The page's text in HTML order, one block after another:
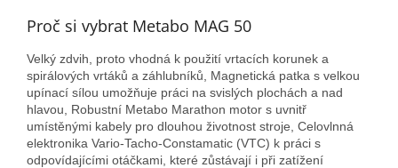
Proč si vybrat Metabo MAG 50
Velký zdvih, proto vhodná k použití vrtacích korunek a
spirálových vrtáků a záhlubníků, Magnetická patka s velkou
upínací sílou umožňuje práci na svislých plochách a nad
hlavou, Robustní Metabo Marathon motor s uvnitř
umístěnými kabely pro dlouhou životnost stroje, Celovlnná
elektronika Vario-Tacho-Constamatic (VTC) k práci s
odpovídajícími otáčkami, které zůstávají i při zatížení